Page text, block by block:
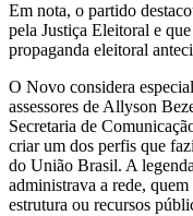
Em nota, o partido
pela Justiça Eleitoral e
propaganda eleitoral
O Novo considera
assessores de Allyson
Secretaria de
criar um dos perfis que
do União Brasil. A
administrava a rede,
estrutura ou recursos